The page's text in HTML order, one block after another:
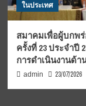
ในประเทศ
สมาคมเพื่อผู้บกพ
ครั้งที่ 23 ประจำปี
การดำเนินงานด้
admin 23/07/2026